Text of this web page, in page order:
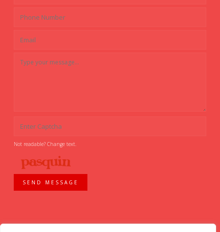
Not readable? Change text.
SEND MESSAGE